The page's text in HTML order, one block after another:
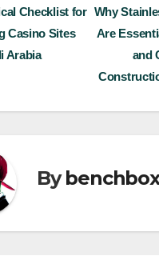
Why
Are
and
Checklist for
Casino Sites
Arabia
Bybenchbox